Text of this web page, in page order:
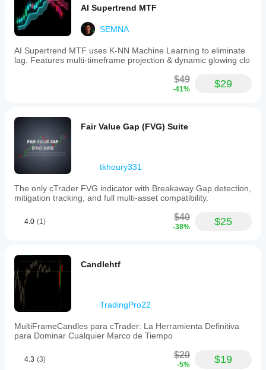
AI Supertrend MTF
SEMNA
AI Supertrend MTF uses K-NN Machine Learning to eliminate
lag. Features multi-timeframe projection & dynamic glowing clo
$49
-41% $29
Fair Value Gap (FVG) Suite
tkhoury331
The only cTrader FVG indicator with Breakaway Gap detection,
mitigation tracking, and full multi-asset compatibility.
4.0 (1) $40
-38% $25
Candlehtf
TradingPro22
MultiFrameCandles para cTrader: La Herramienta Definitiva
para Dominar Cualquier Marco de Tiempo
4.3 (3) $20
-5% $19